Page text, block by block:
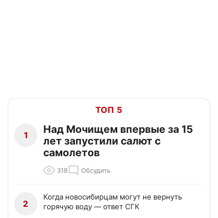
ТОП 5
1
Над Мочищем впервые за 15
лет запустили салют с
самолетов
318 Обсудить
2
Когда новосибирцам могут не вернуть
горячую воду — ответ СГК